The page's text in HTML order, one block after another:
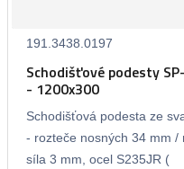
191.3438.0197
Schodišťové podesty
- 1200x300
Schodišťová podesta ze
- rozteče nosných 34 mm /
síla 3 mm, ocel S235JR (